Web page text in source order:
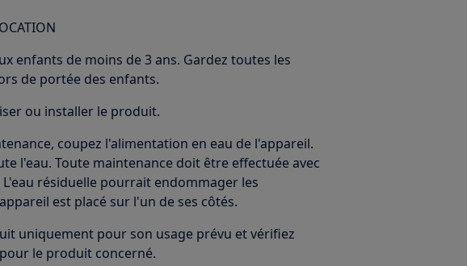
enfants de moins de 3 ans. Gardez toutes les
de portée des enfants.
ou installer le produit.
coupez l'alimentation en eau de l'appareil.
l'eau. Toute maintenance doit être effectuée avec
résiduelle pourrait endommager les
est placé sur l'un de ses côtés.
uniquement pour son usage prévu et vérifiez
le produit concerné.